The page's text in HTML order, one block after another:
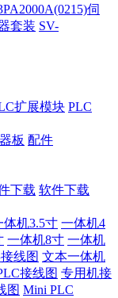
伺
套装 SV-
扩展模块 PLC
板 配件
下载 软件下载
体机3.5寸 一体机4
一体机8寸 一体机
线图 文本一体机
接线图 专用机接
图 Mini PLC